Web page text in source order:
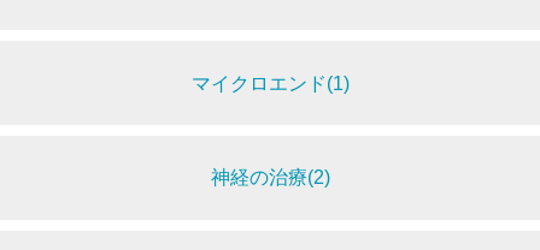
マイクロエンド(1)
神経の治療(2)